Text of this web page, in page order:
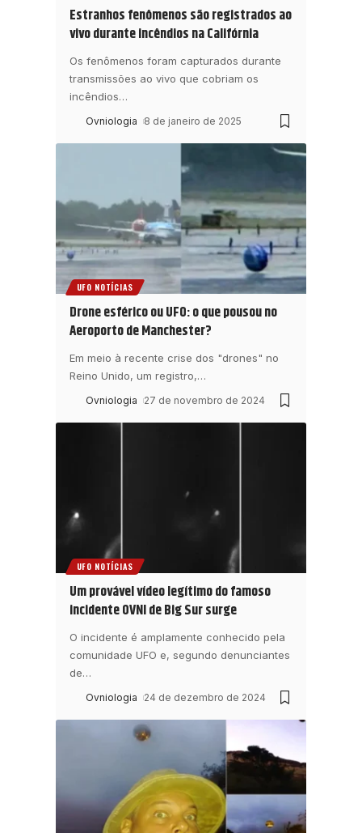
Estranhos fenômenos são registrados ao
vivo durante incêndios na Califórnia
Os fenômenos foram capturados durante
transmissões ao vivo que cobriam os
incêndios…
Ovniologia 8 de janeiro de 2025
UFO NOTÍCIAS
Drone esférico ou UFO: o que pousou no
Aeroporto de Manchester?
Em meio à recente crise dos "drones" no
Reino Unido, um registro,…
Ovniologia 27 de novembro de 2024
UFO NOTÍCIAS
Um provável vídeo legítimo do famoso
incidente OVNI de Big Sur surge
O incidente é amplamente conhecido pela
comunidade UFO e, segundo denunciantes
de…
Ovniologia 24 de dezembro de 2024